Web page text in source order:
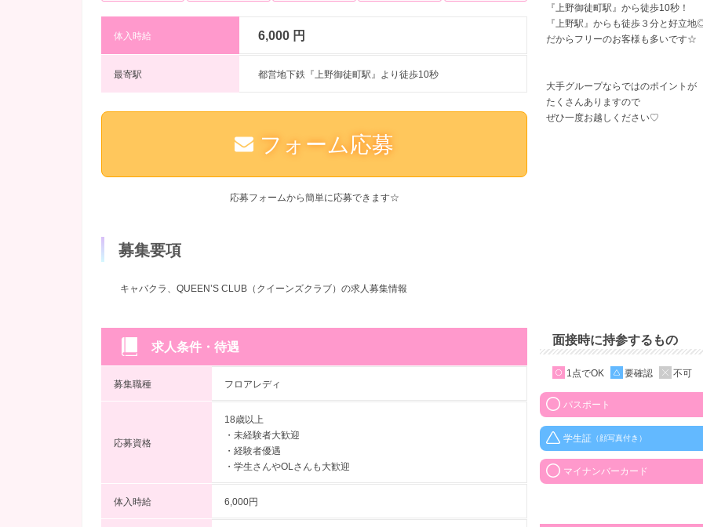
体入時給 6,000 円
最寄駅 都営地下鉄『上野御徒町駅』より徒歩10秒
フォーム応募
応募フォームから簡単に応募できます☆
『上野御徒町駅』から徒歩10秒！
『上野駅』からも徒歩３分と好立地
だからフリーのお客様も多いです☆
大手グループならではのポイントが
たくさんありますので
ぜひ一度お越しください♡
募集要項
キャバクラ、QUEEN’S CLUB（クイーンズクラブ）の求人募集情報
求人条件・待遇
募集職種 フロアレディ
応募資格
18歳以上
・未経験者大歓迎
・経験者優遇
・学生さんやOLさんも大歓迎
体入時給 6,000円
面接時に持参するもの
1点でOK 要確認 不可
パスポート
学生証 （顔写真付き）
マイナンバーカード